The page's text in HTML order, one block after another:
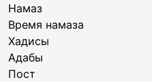
Намаз
Время намаза
Хадисы
Адабы
Пост